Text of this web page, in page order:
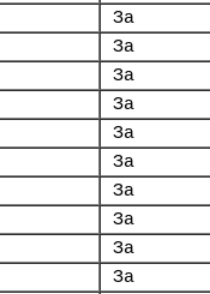
За
За
За
За
За
За
За
За
За
За